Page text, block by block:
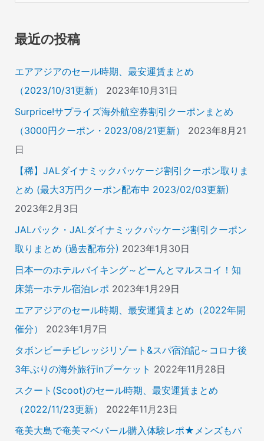
象
最近の投稿
エアアジアのセール時期、最安運賃まとめ
（2023/10/31更新）
2023年10月31日
Surprice!サプライズ海外航空券割引クーポンまとめ
（3000円クーポン・2023/08/21更新）
2023年8月21
日
【稀】JALダイナミックパッケージ割引クーポン取りま
とめ (最大3万円クーポン配布中 2023/02/03更新)
2023年2月3日
JALパック・JALダイナミックパッケージ割引クーポン
取りまとめ (過去配布分) 2023年1月30日
日本一のホテルバイキング～どーんとマルスコイ！知
床第一ホテル宿泊レポ 2023年1月29日
エアアジアのセール時期、最安運賃まとめ（2022年開
催分）
2023年1月7日
タボンビーチビレッジリゾート&スパ宿泊記～コロナ後
3年ぶりの海外旅行inプーケット 2022年11月28日
スクート(Scoot)のセール時期、最安運賃まとめ
（2022/11/23更新）
2022年11月23日
奄美大島で奄美マベパール購入体験レポ★メンズもパ